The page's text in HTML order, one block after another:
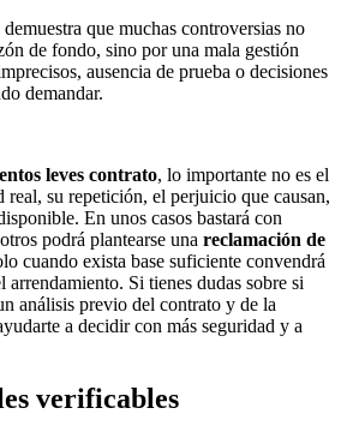
que muchas controversias no
de fondo, sino por una mala gestión
ausencia de prueba o decisiones
demandar.
leves contrato, lo importante no es el
real, su repetición, el perjuicio que causan,
En unos casos bastará con
podrá plantearse una reclamación de
cuando exista base suficiente convendrá
Si tienes dudas sobre si
análisis previo del contrato y de la
a decidir con más seguridad y a
verificables